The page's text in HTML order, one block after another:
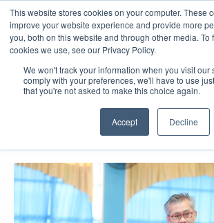
This website stores cookies on your computer. These
improve your website experience and provide more
you, both on this website and through other media. To
cookies we use, see our Privacy Policy.
We won't track your information when you visit our
comply with your preferences, we'll have to use
that you're not asked to make this choice again.
Accept Decline
English